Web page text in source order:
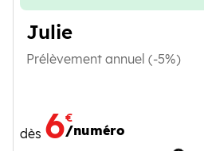
Julie
Prélèvement annuel (-5%)
dès 6€
/numéro